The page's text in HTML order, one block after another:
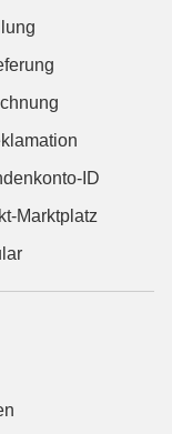
ID
Marktplatz